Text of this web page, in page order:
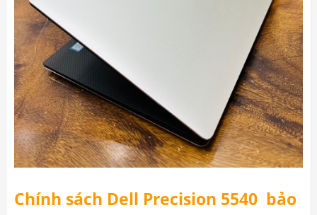
Chính sách Dell Precision 5540 bảo